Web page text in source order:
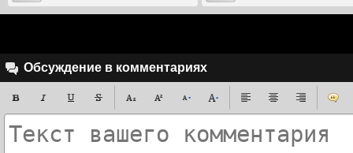
Обсуждение в комментариях